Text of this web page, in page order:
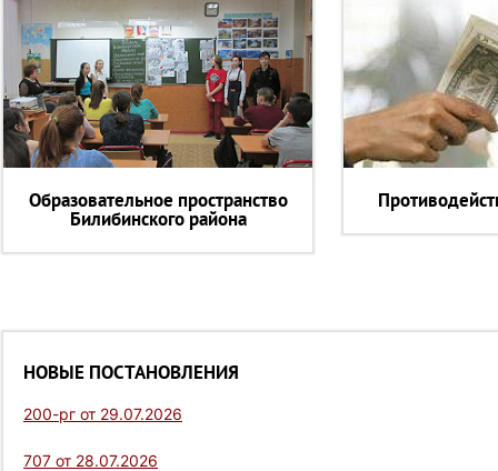
Образовательное пространство
Билибинского района
НОВЫЕ ПОСТАНОВЛЕНИЯ
200-рг от 29.07.2026
707 от 28.07.2026